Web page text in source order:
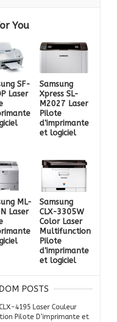
You
SF-
Laser
Samsung
Xpress SL-
M2027 Laser
Pilote
d’imprimante
et logiciel
ML-
Laser
Samsung
CLX-3305W
Color Laser
Multifunction
Pilote
d’imprimante
et logiciel
POSTS
4195 Laser Couleur
Pilote D’imprimante et